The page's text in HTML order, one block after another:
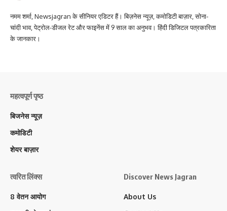
नमम शर्मा, Newsjagran के सीनियर एडिटर हैं। बिज़नेस न्यूज़, कमोडिटी बाज़ार, सोना-
चांदी भाव, पेट्रोल-डीजल रेट और फाइनेंस में 9 साल का अनुभव। हिंदी डिजिटल पत्रकारिता
के जानकार।
महत्वपूर्ण पृष्ठ
बिजनेस न्यूज़
कमोडिटी
शेयर बाज़ार
त्वरित लिंक्स
8 वेतन आयोग
Discover News Jagran
About Us